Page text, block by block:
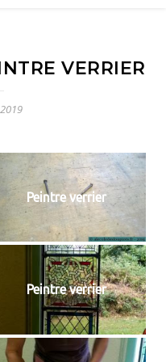
VERRIER
Peintre verrier
Peintre verrier